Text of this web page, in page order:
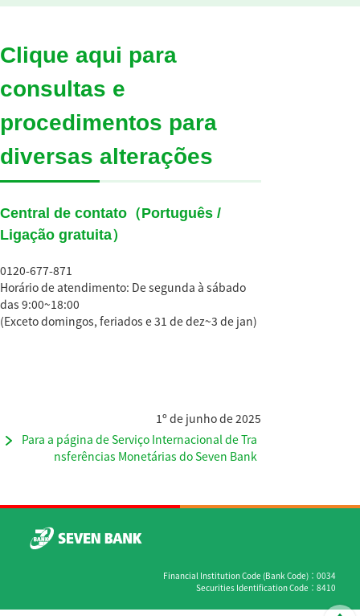
Clique aqui para
consultas e
procedimentos para
diversas alterações
Central de contato（Português /
Ligação gratuita）
0120-677-871
Horário de atendimento: De segunda à sábado
das 9:00~18:00
(Exceto domingos, feriados e 31 de dez~3 de jan)
1º de junho de 2025
Para a página de Serviço Internacional de Tra
nsferências Monetárias do Seven Bank
Financial Institution Code (Bank Code)
0034
Securities Identification Code
8410